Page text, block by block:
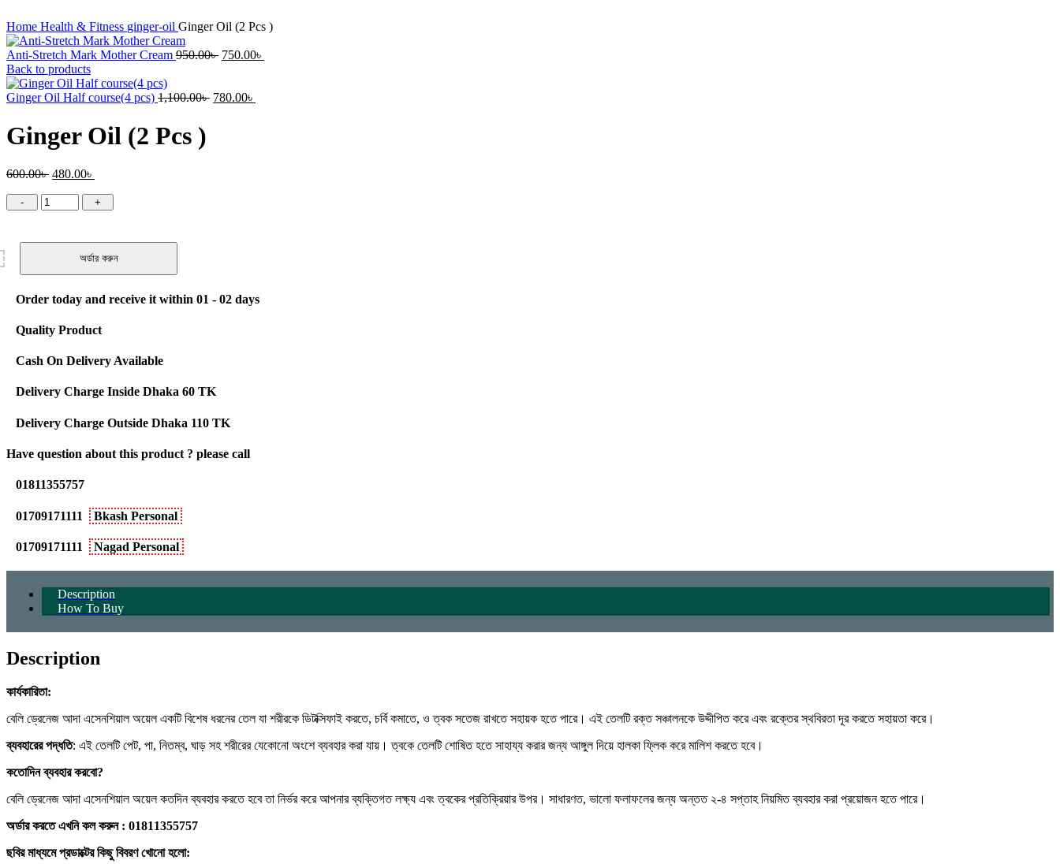
Home Health & Fitness ginger-oil Ginger Oil (2 Pcs )
Anti-Stretch Mark Mother Cream 950.00৳ Original
950.00৳ .
750.00৳
Back to products
Ginger Oil Half course(4 pcs) 1,100.00৳ Original
780.00৳
Ginger Oil (2 Pcs )
600.00৳ Original
480.00৳
is:
Ginger
Oil
Pcs
quantity
অর্ডার করুন
Order today and receive it within 01 - 02 days
Quality Product
Cash On Delivery Available
Delivery Charge Inside Dhaka 60 TK
Delivery Charge Outside Dhaka 110 TK
Have question about this product ? please call
01811355757
01709171111 Bkash Personal
01709171111 Nagad Personal
Description
How To Buy
Description
কার্যকারিতা:
বেলি ড্রেনেজ আদা এসেনশিয়াল অয়েল একটি বিশেষ ধরনের তেল যা শরীরকে ডিটক্সিফাই করতে, চর্বি কমাতে, ও ত্বক সতেজ রাখতে সহায়ক হতে পারে। এই তেলটি রক্ত সঞ্চালনকে উদ্দীপিত করে এবং রক্তের স্থবিরতা দূর করতে সহায়তা করে।
ব্যবহারের পদ্ধতি: এই তেলটি পেট, পা, নিতম্ব, ঘাড় সহ শরীরের যেকোনো অংশে ব্যবহার করা যায়। ত্বকে তেলটি শোষিত হতে সাহায্য করার জন্য আঙ্গুল দিয়ে হালকা ফ্লিক করে মালিশ করতে হবে।
কতোদিন ব্যবহার করবো?
বেলি ড্রেনেজ আদা এসেনশিয়াল অয়েল কতদিন ব্যবহার করতে হবে তা নির্ভর করে আপনার ব্যক্তিগত লক্ষ্য এবং ত্বকের প্রতিক্রিয়ার উপর। সাধারণত, ভালো ফলাফলের জন্য অন্তত ২-৪ সপ্তাহ নিয়মিত ব্যবহার করা প্রয়োজন হতে পারে।
অর্ডার করতে এখনি কল করুন : 01811355757
ছবির মাধ্যমে প্রডাক্টের কিছু বিবরণ খোনো হলো: